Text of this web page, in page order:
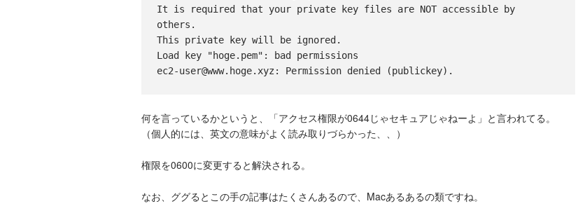
It is required that your private key files are NOT accessible by
others.
This private key will be ignored.
Load key "hoge.pem": bad permissions
何を言っているかというと、「アクセス権限が0644じゃセキュアじゃねーよ」と言われてる。
（個人的には、英文の意味がよく読み取りづらかった、、）
権限を0600に変更すると解決される。
なお、ググるとこの手の記事はたくさんあるので、Macあるあるの類ですね。